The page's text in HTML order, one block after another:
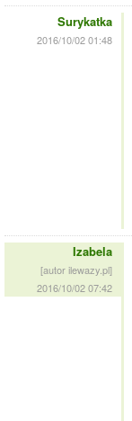
Surykatka
2016/10/02 01:48
Izabela
[autor ilewazy.pl]
2016/10/02 07:42